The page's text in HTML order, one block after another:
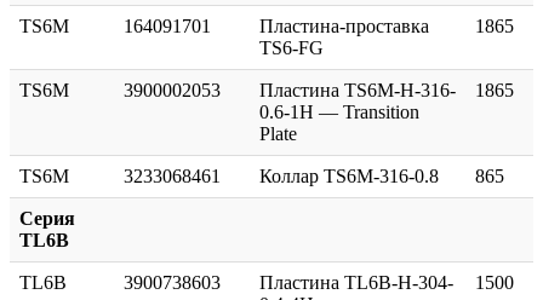
TS6M 164091701
Пластина-проставка
TS6-FG
1865
TS6M 3900002053
Пластина TS6M-H-316-
0.6-1H — Transition
Plate
1865
TS6M 3233068461 Коллар TS6M-316-0.8 865
Серия
TL6B
TL6B 3900738603
Пластина TL6B-H-304-
1500